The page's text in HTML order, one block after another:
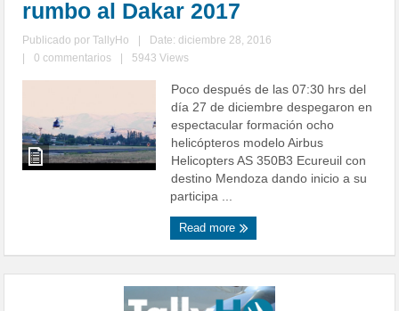
rumbo al Dakar 2017
Publicado porTallyHo
Date: diciembre 28, 2016
0 commentarios 5943 Views
Poco después de las 07:30 hrs del
día 27 de diciembre despegaron en
espectacular formación ocho
helicópteros modelo Airbus
Helicopters AS 350B3 Ecureuil con
destino Mendoza dando inicio a su
participa ...
Read more